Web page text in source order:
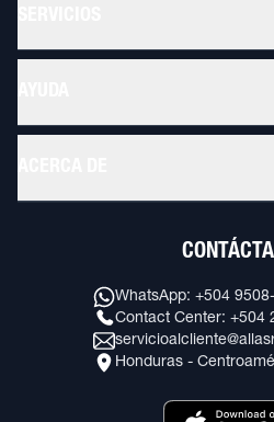
WhatsApp: +504
Contact Center: +504
Honduras -